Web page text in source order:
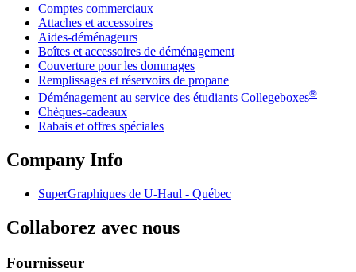
Comptes commerciaux
Attaches et accessoires
Aides-déménageurs
Boîtes et accessoires de déménagement
Couverture pour les dommages
Remplissages et réservoirs de propane
Déménagement au service des étudiants Collegeboxes®
Chèques-cadeaux
Rabais et offres spéciales
Company Info
SuperGraphiques de U-Haul - Québec
Collaborez avec nous
Fournisseur